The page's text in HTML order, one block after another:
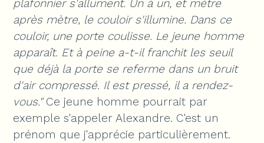
plafonnier s'allument. Un à un, et mètre
après mètre, le couloir s'illumine. Dans ce
couloir, une porte coulisse. Le jeune homme
apparaît. Et à peine a-t-il franchit les seuil
que déjà la porte se referme dans un bruit
d'air compressé. Il est pressé, il a rendez-
vous."Ce jeune homme pourrait par
exemple s'appeler Alexandre. C'est un
prénom que j'apprécie particulièrement.